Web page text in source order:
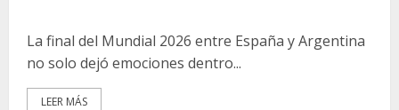
La final del Mundial 2026 entre España y Argentina
no solo dejó emociones dentro...
LEER MÁS